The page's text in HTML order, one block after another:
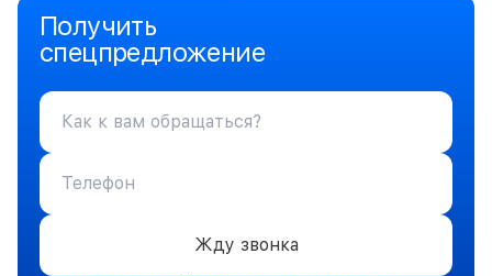
Получить
спецпредложение
Жду звонка